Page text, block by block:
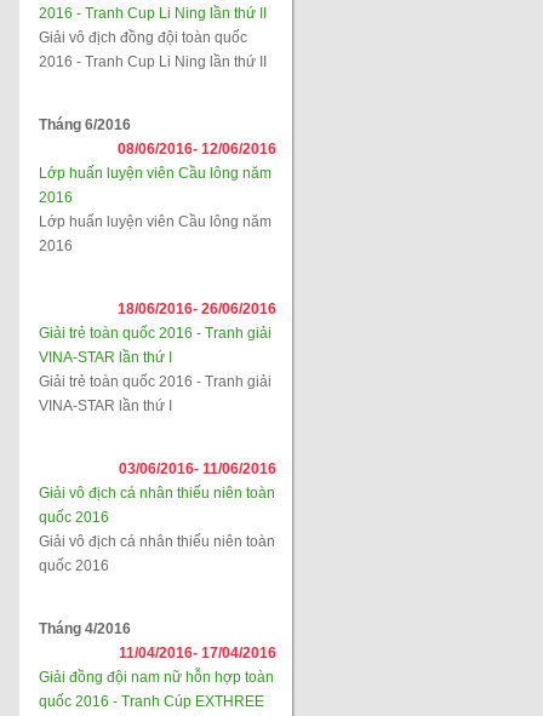
2016 - Tranh Cup Li Ning lần thứ II
Giải vô địch đồng đội toàn quốc
2016 - Tranh Cup Li Ning lần thứ II
Tháng 6/2016
08/06/2016- 12/06/2016
Lớp huấn luyện viên Cầu lông năm
2016
Lớp huấn luyện viên Cầu lông năm
2016
18/06/2016- 26/06/2016
Giải trẻ toàn quốc 2016 - Tranh giải
VINA-STAR lần thứ I
Giải trẻ toàn quốc 2016 - Tranh giải
VINA-STAR lần thứ I
03/06/2016- 11/06/2016
Giải vô địch cá nhân thiếu niên toàn
quốc 2016
Giải vô địch cá nhân thiếu niên toàn
quốc 2016
Tháng 4/2016
11/04/2016- 17/04/2016
Giải đồng đội nam nữ hỗn hợp toàn
quốc 2016 - Tranh Cúp EXTHREE